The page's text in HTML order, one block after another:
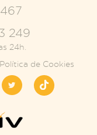
249
24h.
Política de Cookies